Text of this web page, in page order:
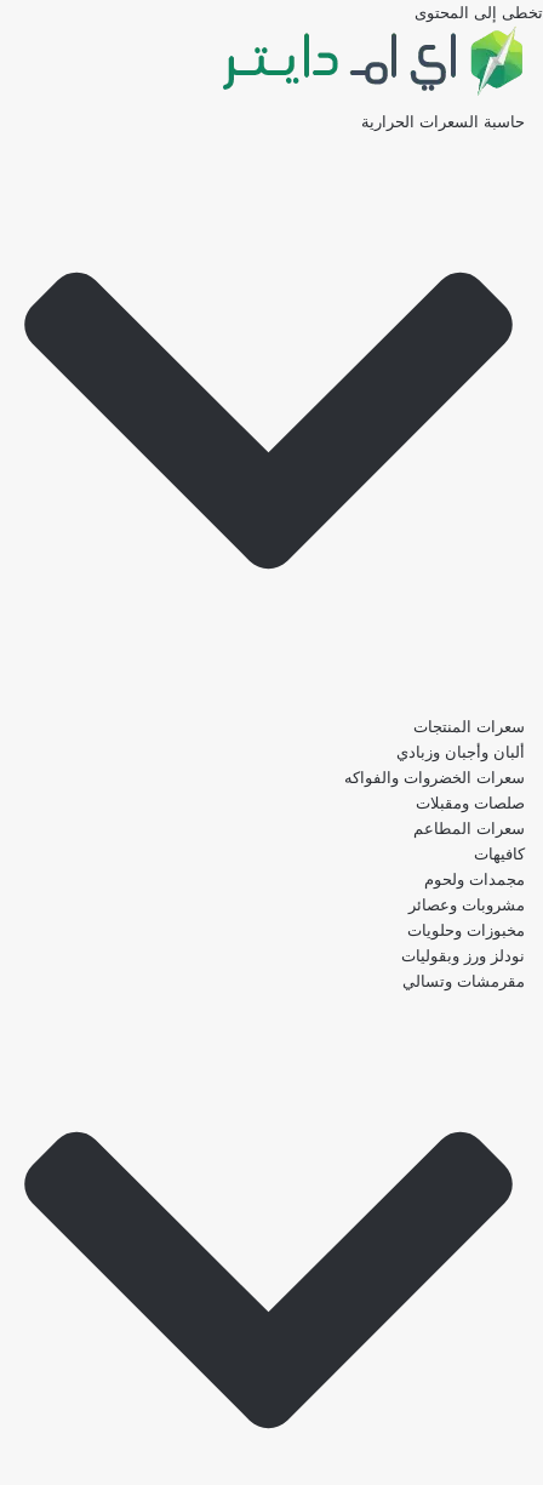
تخطى إلى المحتوى
حاسبة السعرات الحرارية
سعرات المنتجات
ألبان وأجبان وزبادي
سعرات الخضروات والفواكه
صلصات ومقبلات
سعرات المطاعم
كافيهات
مجمدات ولحوم
مشروبات وعصائر
مخبوزات وحلويات
نودلز ورز وبقوليات
مقرمشات وتسالي